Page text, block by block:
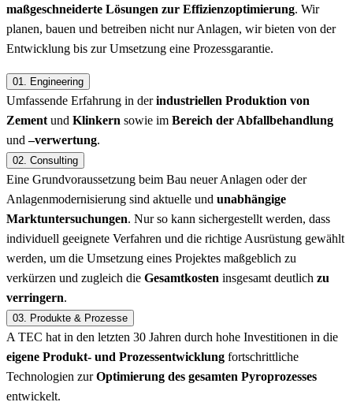
maßgeschneiderte Lösungen zur Effizienzoptimierung. Wir
planen, bauen und betreiben nicht nur Anlagen, wir bieten von der
Entwicklung bis zur Umsetzung eine Prozessgarantie.
01. Engineering
Umfassende Erfahrung in derindustriellen Produktion von
Zement und Klinkern sowie im Bereich der Abfallbehandlung
und–verwertung.
02. Consulting
Eine Grundvoraussetzung beim Bau neuer Anlagen oder der
Anlagenmodernisierung sind aktuelle und unabhängige
Marktuntersuchungen. Nur so kann sichergestellt werden, dass
individuell geeignete Verfahren und die richtige Ausrüstung gewählt
werden, um die Umsetzung eines Projektes maßgeblich zu
verkürzen und zugleich die Gesamtkosten insgesamt deutlich zu
verringern.
03. Produkte & Prozesse
A TEC hat in den letzten 30 Jahren durch hohe Investitionen in die
eigene Produkt- und Prozessentwicklung fortschrittliche
Technologien zurOptimierung des gesamten Pyroprozesses
entwickelt.